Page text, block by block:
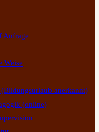
Anfrage
Weise
anerkannt)
(online)